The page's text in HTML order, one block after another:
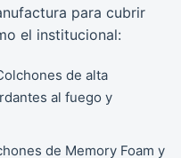
para cubrir
el institucional:
de alta
al fuego y
de Memory Foam y